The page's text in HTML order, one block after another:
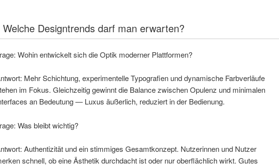
Welche Designtrends darf man erwarten?
Wohin entwickelt sich die Optik moderner Plattformen?
Mehr Schichtung, experimentelle Typografien und dynamische Farbverläufe
im Fokus. Gleichzeitig gewinnt die Balance zwischen Opulenz und minimalen
an Bedeutung — Luxus äußerlich, reduziert in der Bedienung.
Was bleibt wichtig?
Authentizität und ein stimmiges Gesamtkonzept. Nutzerinnen und Nutzer
schnell, ob eine Ästhetik durchdacht ist oder nur oberflächlich wirkt. Gutes